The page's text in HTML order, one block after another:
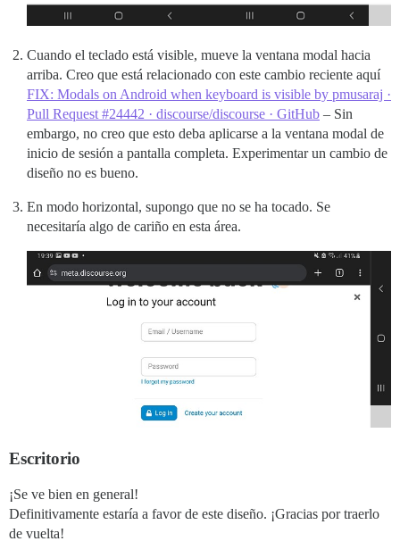
Cuando el teclado está visible, mueve la ventana modal hacia
arriba. Creo que está relacionado con este cambio reciente aquí
FIX: Modals on Android when keyboard is visible by pmusaraj ·
Pull Request #24442 · discourse/discourse · GitHub – Sin
embargo, no creo que esto deba aplicarse a la ventana modal de
inicio de sesión a pantalla completa. Experimentar un cambio de
diseño no es bueno.
En modo horizontal, supongo que no se ha tocado. Se
necesitaría algo de cariño en esta área.
Escritorio
¡Se ve bien en general!
Definitivamente estaría a favor de este diseño. ¡Gracias por traerlo
de vuelta!